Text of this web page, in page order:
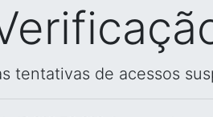
tentativas de acessos